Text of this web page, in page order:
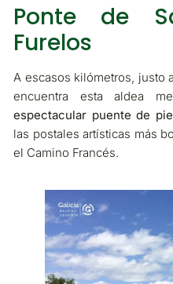
Ponte de
Furelos
A escasos kilómetros, justo
encuentra esta aldea
espectacular puente de
las postales artísticas más
el Camino Francés.